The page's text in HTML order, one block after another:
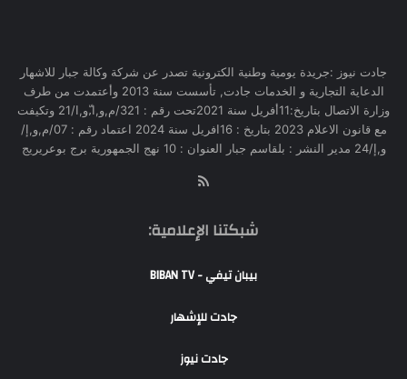
جادت نيوز :جريدة يومية وطنية الكترونية تصدر عن شركة وكالة جبار للاشهار
الدعاية التجارية و الخدمات جادت, تأسست سنة 2013 وأعتمدت من طرف
وزارة الاتصال بتاريخ:11أفريل سنة 2021تحت رقم : 321/م,و,ا,ّو,ا/21 وتكيفت
مع قانون الاعلام 2023 بتاريخ : 16افريل سنة 2024 اعتماد رقم : 07/م,و,إ/
و,إ/24 مدير النشر : بلقاسم جبار العنوان : 10 نهج الجمهورية برج بوعريريج
شبكتنا الإعلامية:
بيبان تيفي - BIBAN TV
جادت للإشهار
جادت نيوز